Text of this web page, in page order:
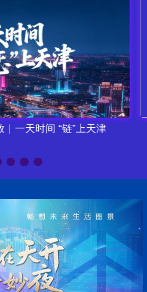
一天时间 “链”上天津